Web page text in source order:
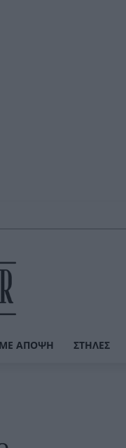
ΜΕ ΆΠΟΨΗ ΣΤΉΛΕΣ